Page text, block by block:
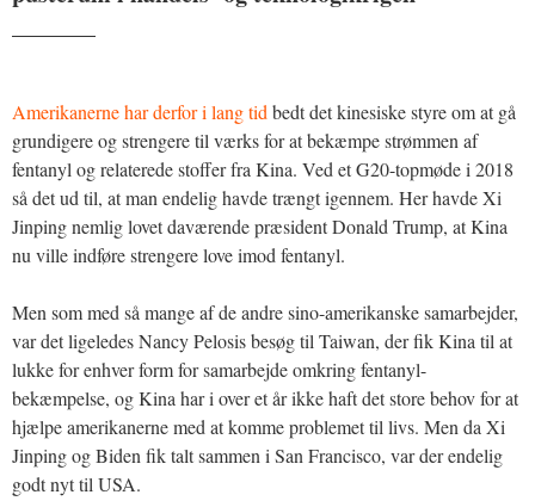
Amerikanerne har derfor i lang tid bedt det kinesiske styre om at gå
grundigere og strengere til værks for at bekæmpe strømmen af
fentanyl og relaterede stoffer fra Kina. Ved et G20-topmøde i 2018
så det ud til, at man endelig havde trængt igennem. Her havde Xi
Jinping nemlig lovet daværende præsident Donald Trump, at Kina
nu ville indføre strengere love imod fentanyl.
Men som med så mange af de andre sino-amerikanske samarbejder,
var det ligeledes Nancy Pelosis besøg til Taiwan, der fik Kina til at
lukke for enhver form for samarbejde omkring fentanyl-
bekæmpelse, og Kina har i over et år ikke haft det store behov for at
hjælpe amerikanerne med at komme problemet til livs. Men da Xi
Jinping og Biden fik talt sammen i San Francisco, var der endelig
godt nyt til USA.